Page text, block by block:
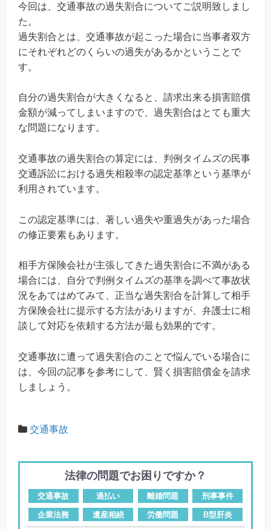
今回は、交通事故の過失割合についてご説明致しまし
た。
過失割合とは、交通事故が起こった場合に当事者双方
にそれぞれどのくらいの過失があるかということで
す。
自分の過失割合が大きくなると、請求出来る損害賠償
金額が減ってしまいますので、過失割合はとても重大
な問題になります。
交通事故の過失割合の算定には、判例タイムズの民事
交通訴訟における過失相殺率の認定基準という基準が
利用されています。
この認定基準には、著しい過失や重過失があった場合
の修正要素もあります。
相手方保険会社が主張してきた過失割合に不満がある
場合には、自分で判例タイムズの基準を調べて事故状
況をあてはめてみて、正当な過失割合を計算して相手
方保険会社に提示する方法がありますが、弁護士に相
談して対応を依頼する方法が最も効果的です。
交通事故に遭って過失割合のことで悩んでいる場合に
は、今回の記事を参考にして、賢く損害賠償金を請求
しましょう。
交通事故
法律の問題でお困りですか？
交通事故 過払い 離婚問題 刑事事件
企業法務 遺産相続 労働問題 B型肝炎